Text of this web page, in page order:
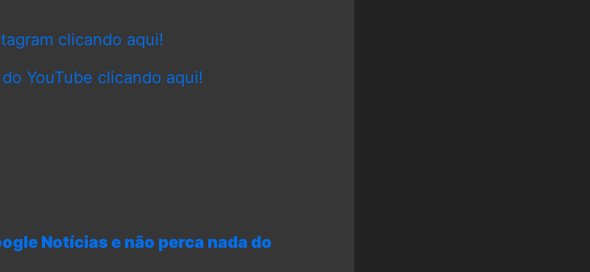
clicando aqui!
YouTube clicando aqui!
Notícias e não perca nada do